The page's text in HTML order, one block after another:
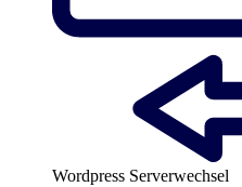
Wordpress Serverwechsel